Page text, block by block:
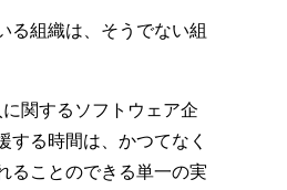
る組織は、そうでない組
関するソフトウェア企
る時間は、かつてなく
ることのできる単一の実